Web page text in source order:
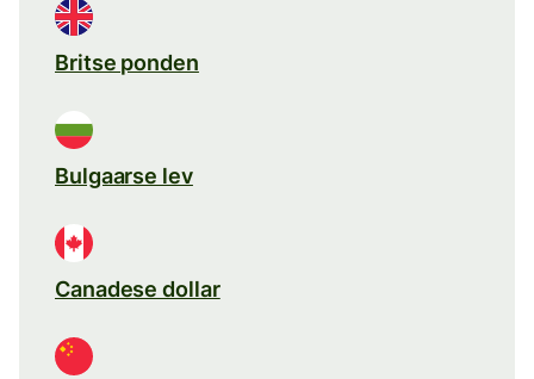
Britse ponden
Bulgaarse lev
Canadese dollar